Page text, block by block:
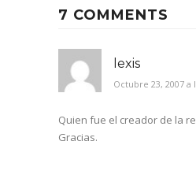
7 COMMENTS
lexis
Octubre 23, 2007 a
Quien fue el creador de la
Gracias.